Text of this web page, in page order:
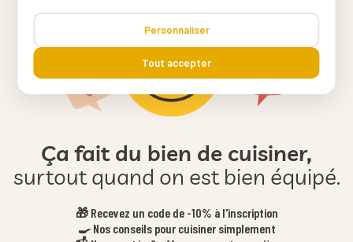
Ça fait du bien de cuisiner,
surtout quand on est bien équipé.
🎁 Recevez un code de -10% à l'inscription
🍳 Nos conseils pour cuisiner simplement
Personnaliser
Tout accepter